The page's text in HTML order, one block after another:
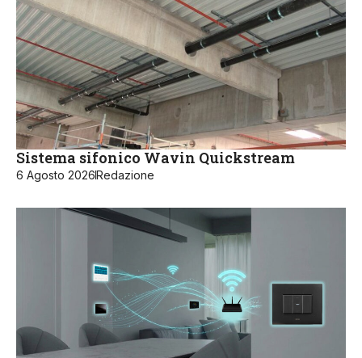
Sistema sifonico Wavin Quickstream
6 Agosto 2026Redazione